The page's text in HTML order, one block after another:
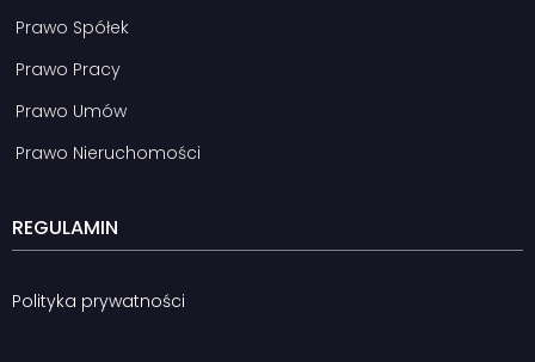
Prawo Spółek
Prawo Pracy
Prawo Umów
Prawo Nieruchomości
REGULAMIN
Polityka prywatności